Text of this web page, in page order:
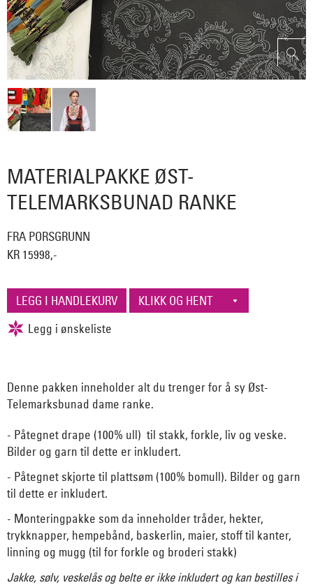
MATERIALPAKKE ØST-
TELEMARKSBUNAD RANKE
FRA PORSGRUNN
KR 15998,-
Denne pakken inneholder alt du trenger for å sy Øst-
Telemarksbunad dame ranke.
- Påtegnet drape (100% ull) til stakk, forkle, liv og veske.
Bilder og garn til dette er inkludert.
- Påtegnet skjorte til plattsøm (100% bomull). Bilder og garn
til dette er inkludert.
- Monteringpakke som da inneholder tråder, hekter,
trykknapper, hempebånd, baskerlin, maier, stoff til kanter,
linning og mugg (til for forkle og broderi stakk)
Jakke, sølv, veskelås og belte er ikke inkludert og kan bestilles i